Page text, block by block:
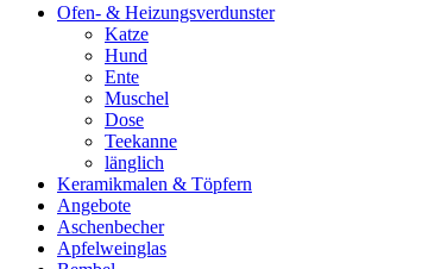
Ofen- & Heizungsverdunster
Katze
Hund
Ente
Muschel
Dose
Teekanne
länglich
Keramikmalen & Töpfern
Angebote
Aschenbecher
Apfelweinglas